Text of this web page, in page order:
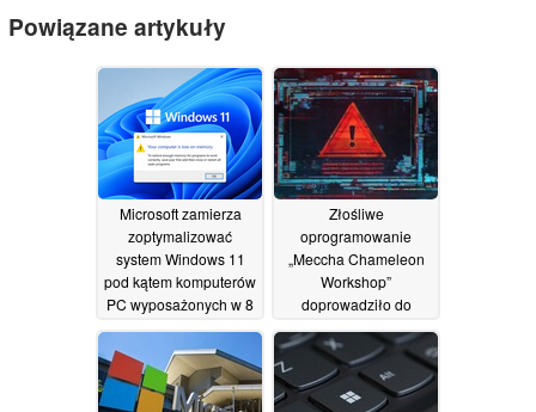
Powiązane artykuły
Microsoft zamierza
zoptymalizować
system Windows 11
pod kątem komputerów
PC wyposażonych w 8
01/08/2026
Złośliwe
oprogramowanie
„Meccha Chameleon
Workshop”
doprowadziło do
Discord oraz infekcji
typu RAT30/07/2026